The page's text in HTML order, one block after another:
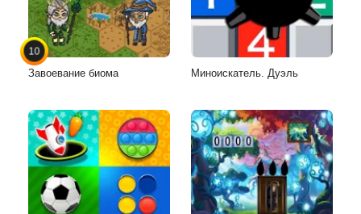
10
Завоевание биома Миноискатель. Дуэль